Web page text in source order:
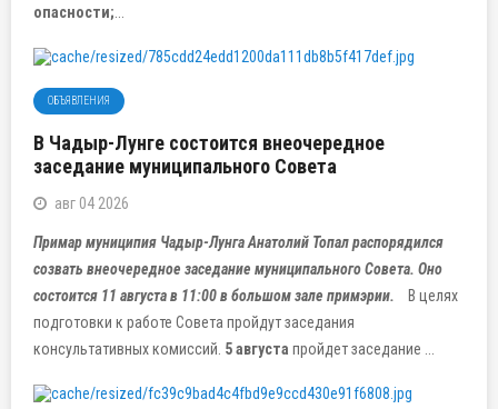
опасности;
ОБЪЯВЛЕНИЯ
В Чадыр-Лунге состоится внеочередное
заседание муниципального Совета
авг 04 2026
Примар муниципия Чадыр-Лунга Анатолий Топал распорядился
созвать внеочередное заседание муниципального Совета. Оно
состоится 11 августа в 11:00 в большом зале примэрии. В целях
подготовки к работе Совета пройдут заседания
консультативных комиссий. 5 августа пройдет заседание ...